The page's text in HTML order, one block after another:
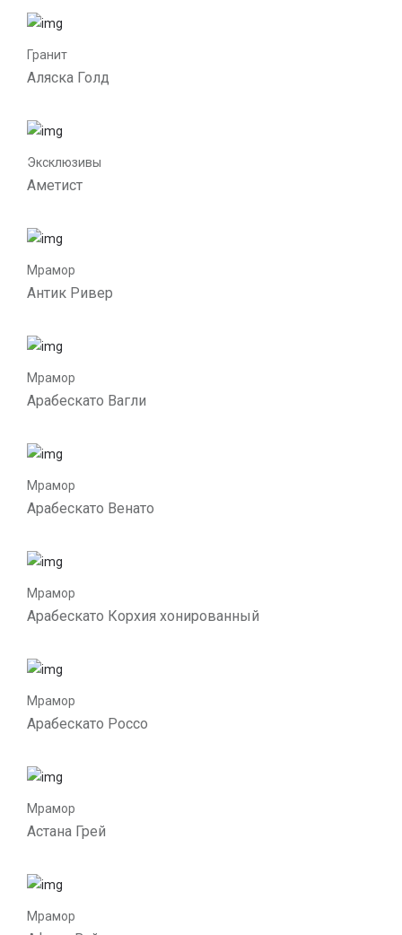
Гранит
Аляска Голд
Эксклюзивы
Аметист
Мрамор
Антик Ривер
Мрамор
Арабескато Вагли
Мрамор
Арабескато Венато
Мрамор
Арабескато Корхия хонированный
Мрамор
Арабескато Россо
Мрамор
Астана Грей
Мрамор